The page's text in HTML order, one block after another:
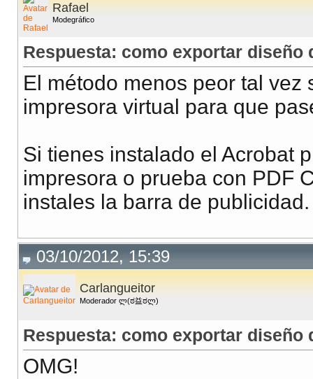
Rafael
Modegráfico
Respuesta: como exportar
El método menos peor tal
impresora virtual para que
Si tienes instalado el Acrobat
impresora o prueba con PDF
instales la barra de publicidad.
03/10/2012, 15:39
Carlangueitor
Moderador ლ(ಠ益ಠლ)
Respuesta: como exportar
OMG!